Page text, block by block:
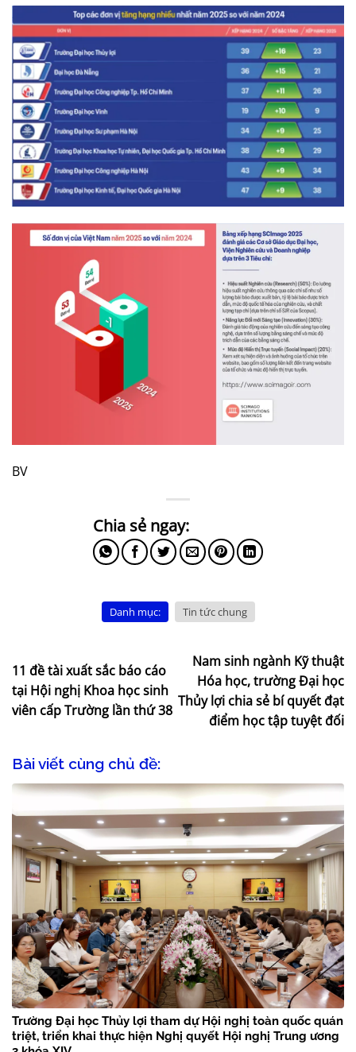
BV
Danh mục: Tin tức chung
11 đề tài xuất sắc báo cáo
tại Hội nghị Khoa học sinh
viên cấp Trường lần thứ 38
Nam sinh ngành Kỹ thuật
Hóa học, trường Đại học
Thủy lợi chia sẻ bí quyết đạt
điểm học tập tuyệt đối
Bài viết cùng chủ đề:
Trường Đại học Thủy lợi tham dự Hội nghị toàn quốc quán
triệt, triển khai thực hiện Nghị quyết Hội nghị Trung ương